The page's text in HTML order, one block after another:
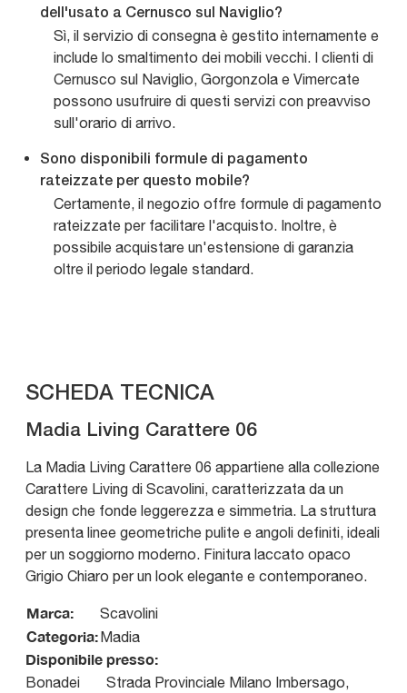
dell'usato a Cernusco sul Naviglio?
Sì, il servizio di consegna è gestito internamente e
include lo smaltimento dei mobili vecchi. I clienti di
Cernusco sul Naviglio, Gorgonzola e Vimercate
possono usufruire di questi servizi con preavviso
sull'orario di arrivo.
Sono disponibili formule di pagamento
rateizzate per questo mobile?
Certamente, il negozio offre formule di pagamento
rateizzate per facilitare l'acquisto. Inoltre, è
possibile acquistare un'estensione di garanzia
oltre il periodo legale standard.
SCHEDA TECNICA
Madia Living Carattere 06
La Madia Living Carattere 06 appartiene alla collezione
Carattere Living di Scavolini, caratterizzata da un
design che fonde leggerezza e simmetria. La struttura
presenta linee geometriche pulite e angoli definiti, ideali
per un soggiorno moderno. Finitura laccato opaco
Grigio Chiaro per un look elegante e contemporaneo.
Marca: Scavolini
Categoria:Madia
Disponibile presso:
Bonadei Strada Provinciale Milano Imbersago,